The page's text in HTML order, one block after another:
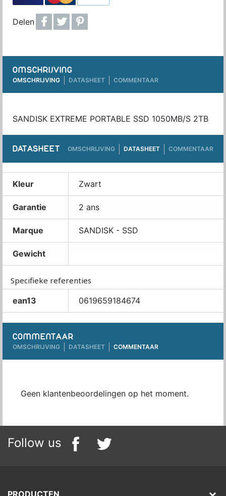
Delen
OMSCHRIJVING
OMSCHRIJVING DATASHEET COMMENTAAR
SANDISK EXTREME PORTABLE SSD 1050MB/S 2TB
DATASHEET OMSCHRIJVING DATASHEET COMMENTAAR
Kleur Zwart
Garantie 2 ans
Marque SANDISK - SSD
Gewicht
Specifieke referenties
ean13
0619659184674
COMMENTAAR
OMSCHRIJVING DATASHEET COMMENTAAR
Geen klantenbeoordelingen op het moment.
Follow us